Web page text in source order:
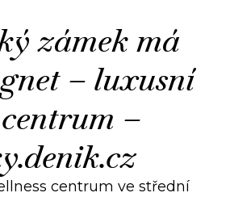
zámek má
– luxusní
–
centrum ve střední